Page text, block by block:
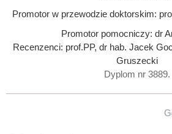
Promotor w przewodzie doktorskim:
Promotor pomocniczy: dr
Recenzenci: prof.PP, dr hab. Jacek
Gruszecki
Dyplom nr 3889.